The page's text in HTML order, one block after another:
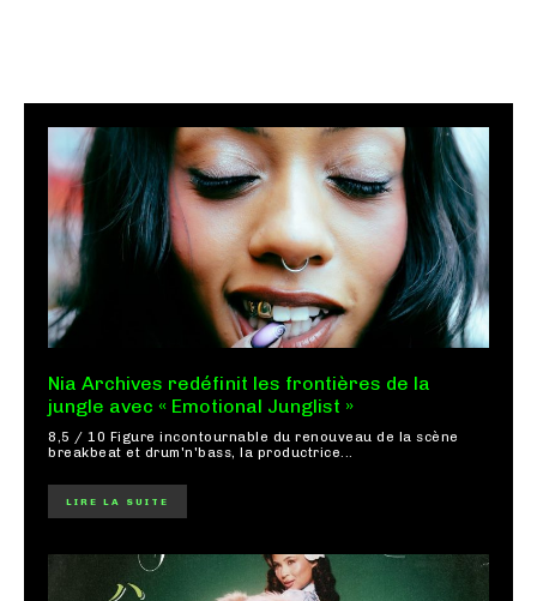
Nia Archives redéfinit les frontières de la
jungle avec « Emotional Junglist »
8,5 / 10 Figure incontournable du renouveau de la scène
breakbeat et drum'n'bass, la productrice...
LIRE LA SUITE